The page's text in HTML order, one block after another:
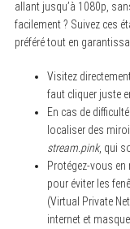
allant jusqu’à 1080p,
facilement ? Suivez ces
préféré tout en
Visitez
faut cliquer juste
En cas de
localiser des
stream.pink, qui
Protégez-vous
pour éviter les
(Virtual Private
internet et